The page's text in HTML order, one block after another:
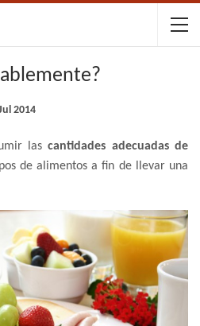
2014
lascantidades adecuadas de
de alimentos a fin de llevar una